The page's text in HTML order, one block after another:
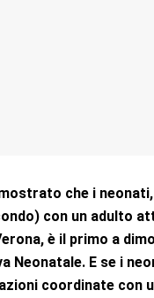
che i
con un adulto
è il primo a
Neonatale. E se i
coordinate con